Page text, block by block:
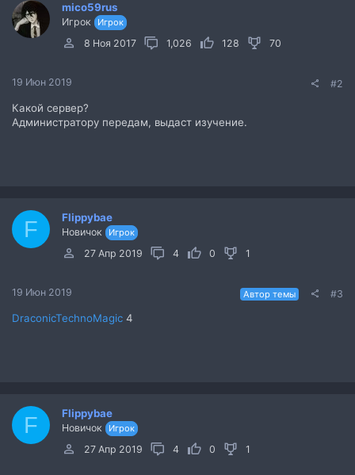
mico59rus
Игрок Игрок
8 Ноя 2017 1,026 128 70
19 Июн 2019 #2
Какой сервер?
Администратору передам, выдаст изучение.
F Flippybae
Новичок Игрок
27 Апр 2019 4 0 1
19 Июн 2019 Автор темы #3
DraconicTechnoMagic 4
F Flippybae
Новичок Игрок
27 Апр 2019 4 0 1